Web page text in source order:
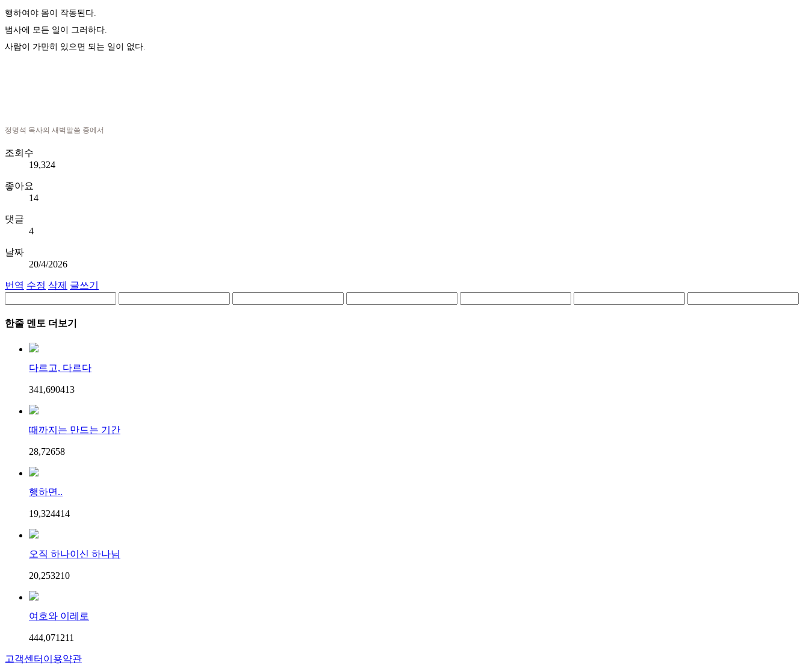
행하여야 몸이 작동된다.
범사에 모든 일이 그러하다.
사람이 가만히 있으면 되는 일이 없다.
정명석 목사의 새벽말씀 중에서
조회수
19,324
좋아요
14
댓글
4
날짜
20/4/2026
번역 수정 삭제 글쓰기
한줄 멘토 더보기
다르고, 다르다
341,690413
때까지는 만드는 기간
28,72658
행하면..
19,324414
오직 하나이신 하나님
20,253210
여호와 이레로
444,071211
고객센터 이용약관